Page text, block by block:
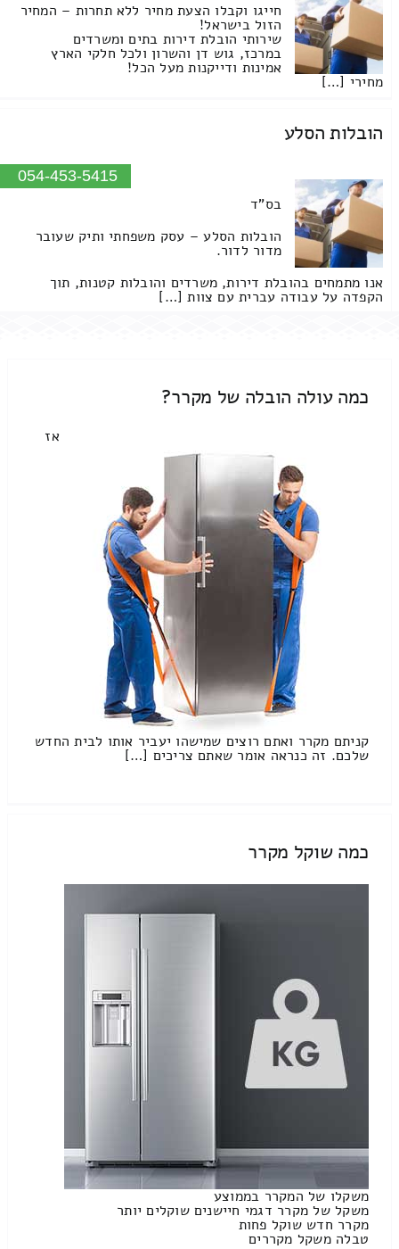
חייגו וקבלו הצעת מחיר ללא תחרות – המחיר
הזול בישראל!
שירותי הובלת דירות בתים ומשרדים
במרכז, גוש דן והשרון ולכל חלקי הארץ
אמינות ודייקנות מעל הכל!
מחירי […]
הובלות הסלע
054-453-5415
בס"ד
הובלות הסלע – עסק משפחתי ותיק שעובר
מדור לדור.
אנו מתמחים בהובלת דירות, משרדים והובלות קטנות, תוך
הקפדה על עבודה עברית עם צוות […]
כמה עולה הובלה של מקרר?
אז
קניתם מקרר ואתם רוצים שמישהו יעביר אותו לבית החדש
שלכם. זה כנראה אומר שאתם צריכים […]
כמה שוקל מקרר
משקלו של המקרר בממוצע
משקל של מקרר דגמי חיישנים שוקלים יותר
מקרר חדש שוקל פחות
טבלה משקל מקררים